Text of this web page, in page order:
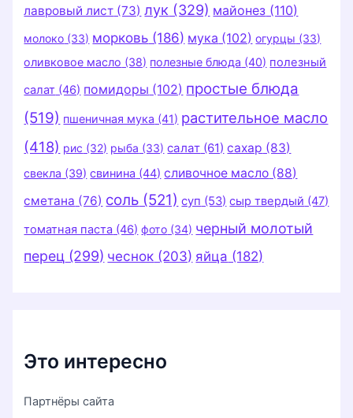
лавровый лист (73) лук (329) майонез (110)
молоко (33) морковь (186) мука (102) огурцы (33)
оливковое масло (38) полезные блюда (40) полезный
салат (46) помидоры (102) простые блюда
(519) пшеничная мука (41) растительное масло
(418) рис (32) рыба (33) салат (61) сахар (83)
свекла (39) свинина (44) сливочное масло (88)
сметана (76) соль (521) суп (53) сыр твердый (47)
томатная паста (46) фото (34) черный молотый
перец (299) чеснок (203) яйца (182)
Это интересно
Партнёры сайта